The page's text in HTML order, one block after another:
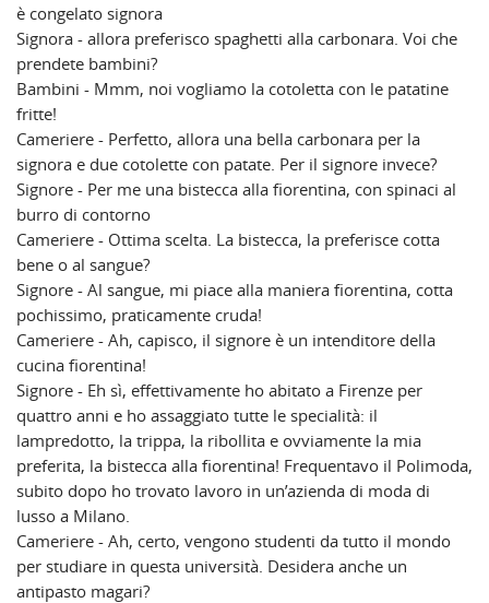
è congelato signora
Signora - allora preferisco spaghetti alla carbonara. Voi che
prendete bambini?
Bambini - Mmm, noi vogliamo la cotoletta con le patatine
fritte!
Cameriere - Perfetto, allora una bella carbonara per la
signora e due cotolette con patate. Per il signore invece?
Signore - Per me una bistecca alla fiorentina, con spinaci al
burro di contorno
Cameriere - Ottima scelta. La bistecca, la preferisce cotta
bene o al sangue?
Signore - Al sangue, mi piace alla maniera fiorentina, cotta
pochissimo, praticamente cruda!
Cameriere - Ah, capisco, il signore è un intenditore della
cucina fiorentina!
Signore - Eh sì, effettivamente ho abitato a Firenze per
quattro anni e ho assaggiato tutte le specialità: il
lampredotto, la trippa, la ribollita e ovviamente la mia
preferita, la bistecca alla fiorentina! Frequentavo il Polimoda,
subito dopo ho trovato lavoro in un’azienda di moda di
lusso a Milano.
Cameriere - Ah, certo, vengono studenti da tutto il mondo
per studiare in questa università. Desidera anche un
antipasto magari?